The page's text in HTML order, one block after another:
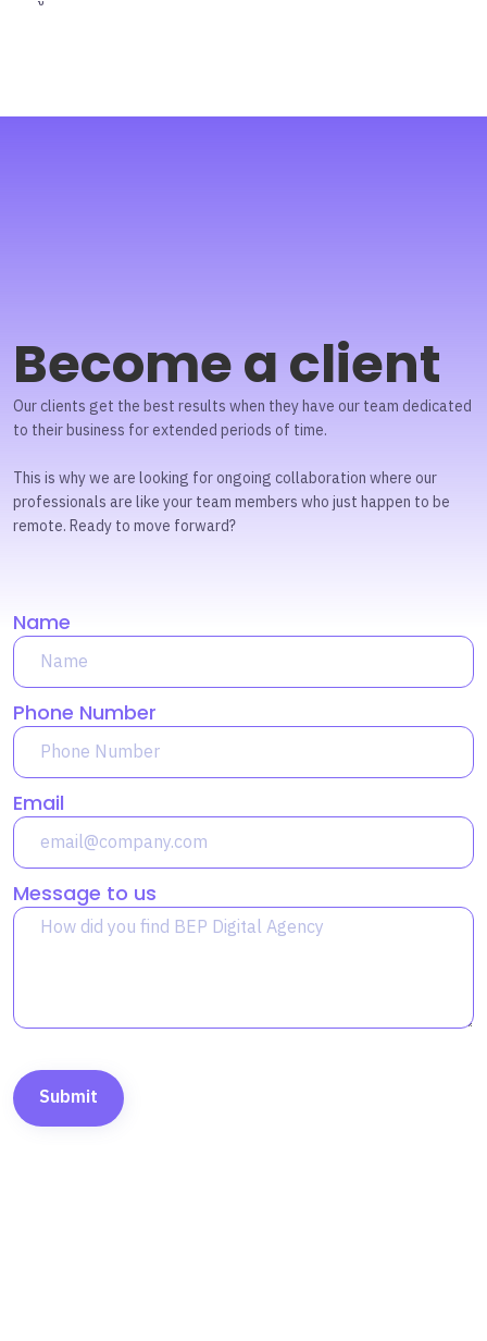
Become a client
Our clients get the best results when they have our team dedicated
to their business for extended periods of time.
This is why we are looking for ongoing collaboration where our
professionals are like your team members who just happen to be
remote. Ready to move forward?
Name
Phone Number
Email
Message to us